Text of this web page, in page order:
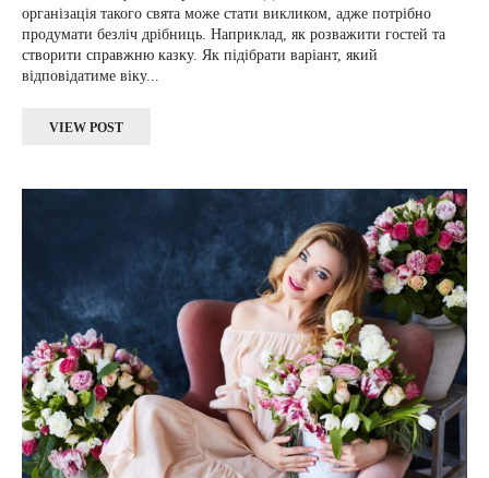
організація такого свята може стати викликом, адже потрібно
продумати безліч дрібниць. Наприклад, як розважити гостей та
створити справжню казку. Як підібрати варіант, який
відповідатиме віку...
VIEW POST